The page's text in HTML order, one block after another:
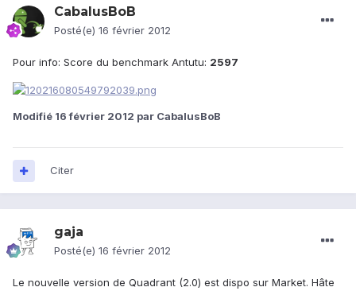
CabalusBoB
Posté(e) 16 février 2012
Pour info: Score du benchmark Antutu: 2597
Modifié 16 février 2012 par CabalusBoB
Citer
gaja
Posté(e) 16 février 2012
Le nouvelle version de Quadrant (2.0) est dispo sur Market. Hâte